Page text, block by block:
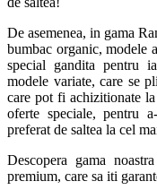
De asemenea, in gama
bumbac organic, modele
special gandita pentru
modele variate, care se
care pot fi achizitionate
oferte speciale, pentru
preferat de saltea la cel
Descopera gama
premium, care sa iti